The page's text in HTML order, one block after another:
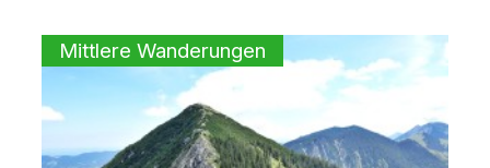
Mittlere Wanderungen